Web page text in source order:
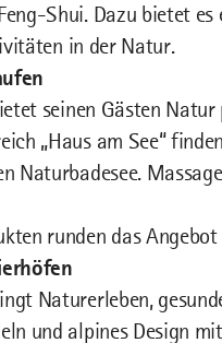
Shui. Dazu bietet
in der Natur.
seinen Gästen
„Haus am See“
Naturbadesee.
runden das Angebot
Naturerleben,
und alpines Design